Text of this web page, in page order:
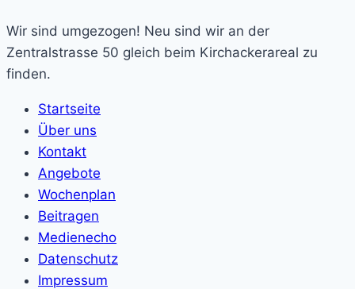
Wir sind umgezogen! Neu sind wir an der
Zentralstrasse 50 gleich beim Kirchackerareal zu
finden.
Startseite
Über uns
Kontakt
Angebote
Wochenplan
Beitragen
Medienecho
Datenschutz
Impressum